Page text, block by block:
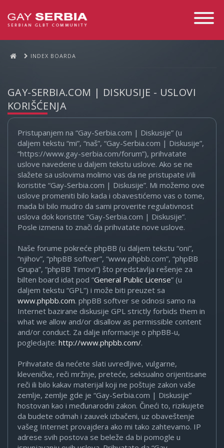
Toggle
INDEX BOARDA
GAY-SERBIA.COM | DISKUSIJE - USLOVI
KORIŠĆENJA
Pristupanjem na “Gay-Serbia.com | Diskusije” (u
daljem tekstu “mi”, “naš”, “Gay-Serbia.com | Diskusije”,
“https://www.gay-serbia.com/forum”), prihvatate
uslove navedene u daljem tekstu uslove. Ako se ne
slažete sa uslovima molimo vas da ne pristupate i/ili
koristite “Gay-Serbia.com | Diskusije”. Mi možemo ove
uslove promeniti bilo kada i obavestićemo vas o tome,
mada bi bilo mudro da sami proverite regulativnost
uslova dok koristite “Gay-Serbia.com | Diskusije”.
Posle izmena to znači da prihvatate nove uslove.
Naše forume pokreće phpBB (u daljem tekstu “oni”,
“njihov”, “phpBB softver”, “www.phpbb.com”, “phpBB
Grupa”, “phpBB Timovi”) što predstavlja rešenje za
bilten board idat pod “General Public License” (u
daljem tekstu “GPL”) i može biti preuzet sa
www.phpbb.com. phpBB softver se odnosi samo na
Internet bazirane diskusije GPL strictly forbids them in
what we allow and/or disallow as permissible content
and/or conduct. Za dalje informacije o phpBB-u,
pogledajte: http://www.phpbb.com/.
Prihvatate da nećete slati uvredljive, vulgarne,
kleveničke, reči mržnje, preteće, seksualno orijentisane
reči ili bilo kakav materijal koji ne poštuje zakon vaše
zemlje, zemlje gde je “Gay-Serbia.com | Diskusije”
hostovan kao i međunarodni zakon. Čineći to, rizikujete
da budete odmah i zauvek izbačeni, uz obaveštenje
vašeg Internet provajdera ako mi tako zahtevamo. IP
adrese svih postova se beleže da bi pomogle u